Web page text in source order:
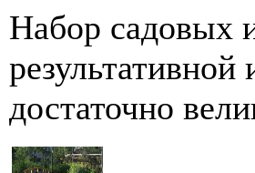
Набор садовых
результативной
достаточно